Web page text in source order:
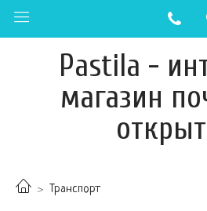
Pastila -
магазин
Транспорт